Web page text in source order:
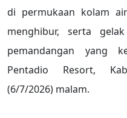
di permukaan kolam
menghibur, serta
pemandangan yang
Pentadio Resort,
(6/7/2026) malam.